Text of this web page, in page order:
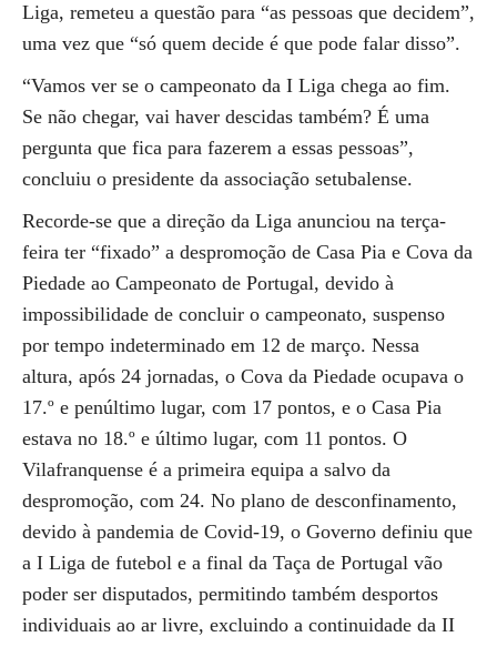
Liga, remeteu a questão para “as pessoas que decidem”,
uma vez que “só quem decide é que pode falar disso”.
“Vamos ver se o campeonato da I Liga chega ao fim.
Se não chegar, vai haver descidas também? É uma
pergunta que fica para fazerem a essas pessoas”,
concluiu o presidente da associação setubalense.
Recorde-se que a direção da Liga anunciou na terça-
feira ter “fixado” a despromoção de Casa Pia e Cova da
Piedade ao Campeonato de Portugal, devido à
impossibilidade de concluir o campeonato, suspenso
por tempo indeterminado em 12 de março. Nessa
altura, após 24 jornadas, o Cova da Piedade ocupava o
17.º e penúltimo lugar, com 17 pontos, e o Casa Pia
estava no 18.º e último lugar, com 11 pontos. O
Vilafranquense é a primeira equipa a salvo da
despromoção, com 24. No plano de desconfinamento,
devido à pandemia de Covid-19, o Governo definiu que
a I Liga de futebol e a final da Taça de Portugal vão
poder ser disputados, permitindo também desportos
individuais ao ar livre, excluindo a continuidade da II